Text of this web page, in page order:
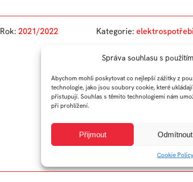
Správa souhlasu s
Abychom mohli poskytovat co nejlepší zážitky z
technologie, jako jsou soubory cookie, které
přistupují. Souhlas s těmito technologiemi nám
při prohlížení.
Přijmout Odmítnout
Cookie Policy
Rok:2021/2022 Kategorie: